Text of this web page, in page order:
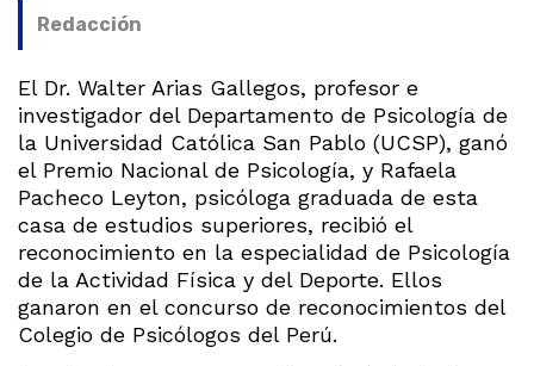
Redacción
El Dr. Walter Arias Gallegos, profesor e
investigador del Departamento de Psicología de
la Universidad Católica San Pablo (UCSP), ganó
el Premio Nacional de Psicología, y Rafaela
Pacheco Leyton, psicóloga graduada de esta
casa de estudios superiores, recibió el
reconocimiento en la especialidad de Psicología
de la Actividad Física y del Deporte. Ellos
ganaron en el concurso de reconocimientos del
Colegio de Psicólogos del Perú.